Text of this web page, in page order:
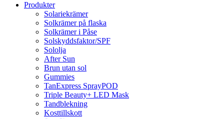
Produkter
Solariekrämer
Solkrämer på flaska
Solkrämer i Påse
Solskyddsfaktor/SPF
Sololja
After Sun
Brun utan sol
Gummies
TanExpress SprayPOD
Triple Beauty+ LED Mask
Tandblekning
Kosttillskott